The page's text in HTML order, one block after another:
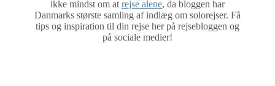
ikke mindst om at rejse alene, da bloggen har
Danmarks største samling af indlæg om solorejser. Få
tips og inspiration til din rejse her på rejsebloggen og
på sociale medier!